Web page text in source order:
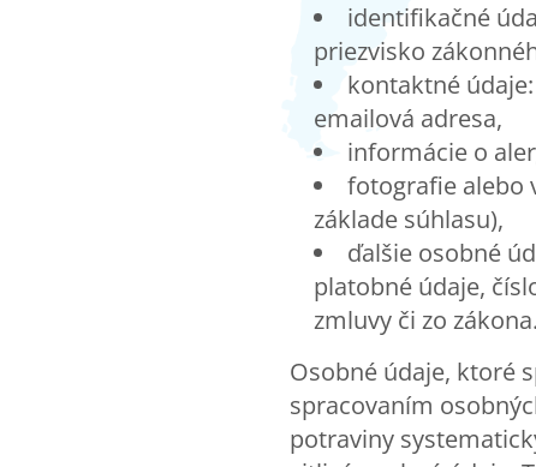
identifikačné
priezvisko
kontaktné
emailová adresa,
informácie o
fotografie alebo
základe súhlasu),
ďalšie osobné
platobné údaje,
zmluvy či zo zákona.
Osobné údaje, ktoré
spracovaním
potraviny